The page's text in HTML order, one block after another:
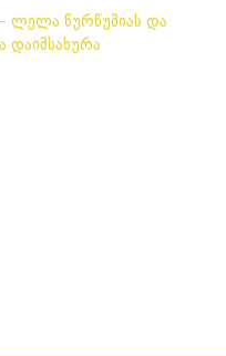
ლელა წურწუმიას და
დაიმსახურა